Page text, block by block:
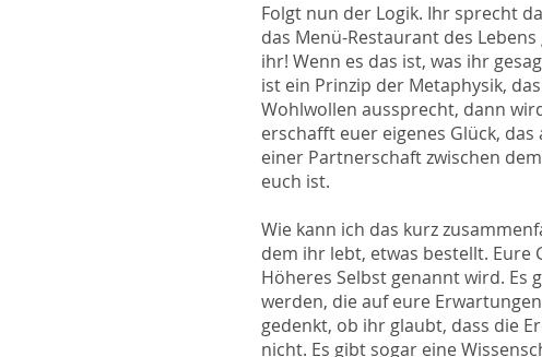
Folgt nun der Logik. Ihr sprecht
das Menü-Restaurant des
ihr! Wenn es das ist, was ihr
ist ein Prinzip der Metaphysik,
Wohlwollen aussprecht, dann
erschafft euer eigenes Glück,
einer Partnerschaft zwischen
euch ist.
Wie kann ich das kurz
dem ihr lebt, etwas bestellt. Eure
Höheres Selbst genannt wird. Es
werden, die auf eure
gedenkt, ob ihr glaubt, dass die
nicht. Es gibt sogar eine